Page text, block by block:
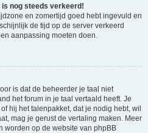
is nog steeds verkeerd!
en zomertijd goed hebt ingevuld en
de tijd op de server verkeerd
aanpassing moeten doen.
is dat de beheerder je taal niet
het forum in je taal vertaald heeft. Je
hij het talenpakket, dat je nodig hebt, wil
mag je gerust de vertaling maken. Meer
worden op de website van phpBB